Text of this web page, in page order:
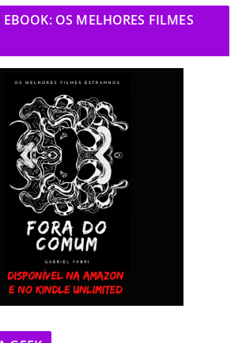
OS MELHORES FILMES